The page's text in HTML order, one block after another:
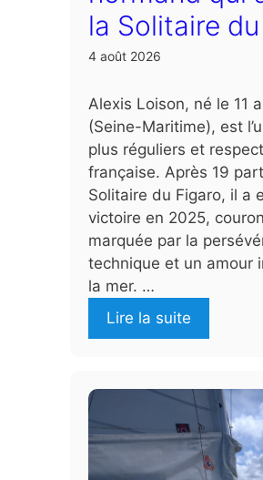
la Solitaire
4 août 2026
Alexis Loison, né le 11
(Seine-Maritime), est
plus réguliers et
française. Après 19
Solitaire du Figaro, il a
victoire en 2025,
marquée par la
technique et un amour
la mer. …
Lire la suite